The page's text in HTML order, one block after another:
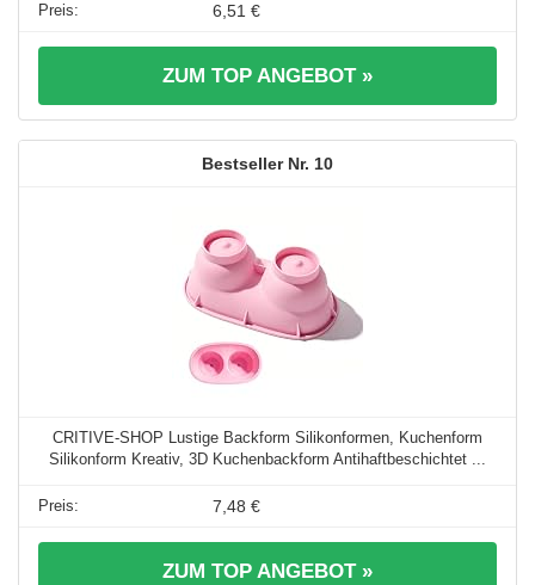
6,51 €
ZUM TOP ANGEBOT »
10
CRITIVE-SHOP Lustige Backform Silikonformen, Kuchenform
Silikonform Kreativ, 3D Kuchenbackform Antihaftbeschichtet ...
7,48 €
ZUM TOP ANGEBOT »